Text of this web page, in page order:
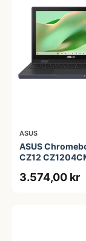
ASUS
ASUS
CZ12
MediaTek
3.574,00 kr